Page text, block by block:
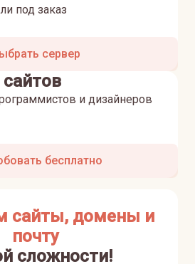
под заказ
сервер
сайтов
и дизайнеров
бесплатно
сайты, домены и
почту
сложности!